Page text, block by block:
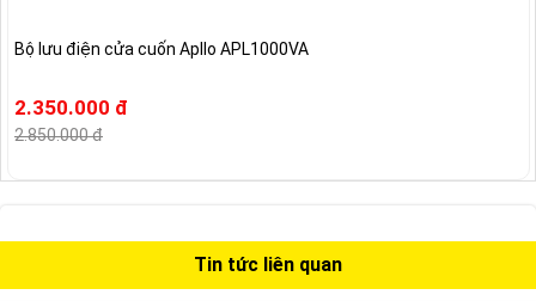
Bộ lưu điện cửa cuốn Apllo APL1000VA
2.350.000 đ
2.850.000 đ
Tin tức liên quan